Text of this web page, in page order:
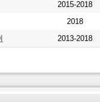
2015-2018
2018
2013-2018